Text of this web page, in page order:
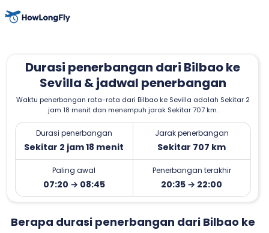
Durasi penerbangan dari Bilbao ke
Sevilla & jadwal penerbangan
Waktu penerbangan rata-rata dari Bilbao ke Sevilla adalah Sekitar 2
jam 18 menit dan menempuh jarak Sekitar 707 km.
Durasi penerbangan
Sekitar 2 jam 18 menit
Jarak penerbangan
Sekitar 707 km
Paling awal
07:20 → 08:45
Penerbangan terakhir
20:35 → 22:00
Berapa durasi penerbangan dari Bilbao ke